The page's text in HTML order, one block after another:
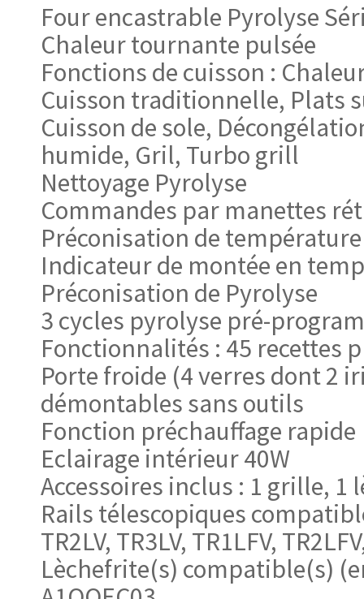
Four encastrable Pyrolyse
Chaleur tournante pulsée
Fonctions de cuisson :
Cuisson traditionnelle, Plats
Cuisson de sole,
humide, Gril, Turbo grill
Nettoyage Pyrolyse
Commandes par manettes
Préconisation de température
Indicateur de montée en
Préconisation de Pyrolyse
3 cycles pyrolyse pré-
Fonctionnalités : 45 recettes
Porte froide (4 verres dont 2
démontables sans outils
Fonction préchauffage rapide
Eclairage intérieur 40W
Accessoires inclus : 1 grille, 1
Rails télescopiques
TR2LV, TR3LV, TR1LFV,
Lèchefrite(s) compatible(s)